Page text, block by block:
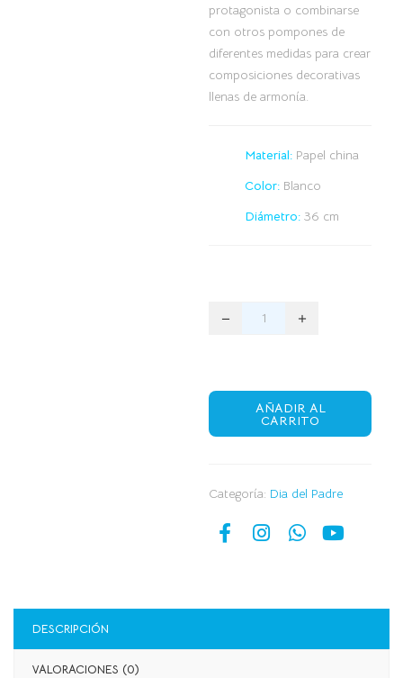
protagonista o combinarse
con otros pompones de
diferentes medidas para crear
composiciones decorativas
llenas de armonía.
Material: Papel china
Color: Blanco
Diámetro: 36 cm
AÑADIR AL
CARRITO
Categoría: Dia del Padre
DESCRIPCIÓN
VALORACIONES (0)